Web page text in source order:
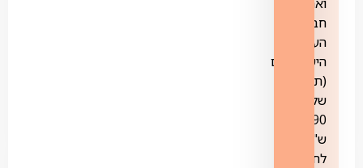
חבילת
הערוצים
הישראליים
(תוספת
של
79.90
ש"ח
לחודש).